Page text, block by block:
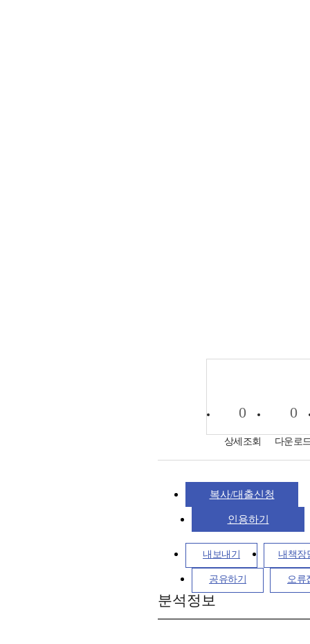
0
상세조회
0
다운로
복사/대출신청
인용하기
내보내기 내책장
공유하기 오류
분석정보